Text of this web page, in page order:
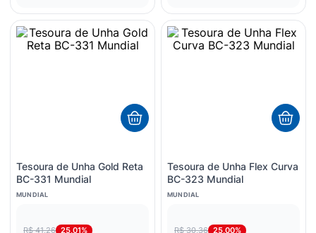
Tesoura de Unha Gold Reta
BC-331 Mundial
MUNDIAL
R$ 41,26 25,01%
Tesoura de Unha Flex Curva
BC-323 Mundial
MUNDIAL
R$ 30,36 25,00%